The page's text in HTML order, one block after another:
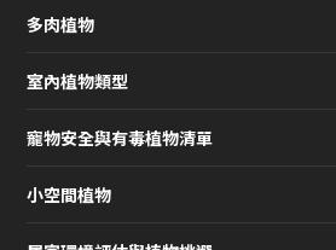
多肉植物
室內植物類型
寵物安全與有毒植物清單
小空間植物